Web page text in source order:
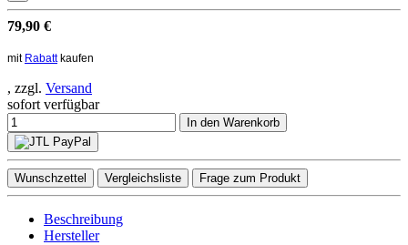
79,90 €
mit Rabattkaufen
, zzgl. Versand
sofort verfügbar
In den Warenkorb
Wunschzettel Vergleichsliste Frage zum Produkt
Beschreibung
Hersteller